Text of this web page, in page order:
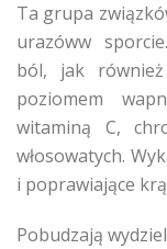
Ta grupa
urazóww
ból, jak również
poziomem
witaminą C,
włosowatych.
i poprawiające
Pobudzają